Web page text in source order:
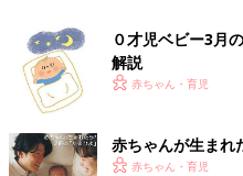
０才児ベビー3月
解説
赤ちゃん・育児
赤ちゃんが生まれ
赤ちゃん・育児